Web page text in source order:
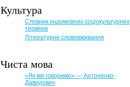
Культура
Словник іншомовних соціокультурних
термінів
Літературне слововживання
Чиста мова
«Як ми говоримо» — Антоненко-
Давидович